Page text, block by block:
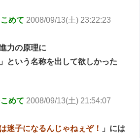
めて 2008/09/13(土) 23:22:23
力の原理に
という名称を出して欲しかった
めて 2008/09/13(土) 21:54:07
迷子になるんじゃねぇぞ！
」には